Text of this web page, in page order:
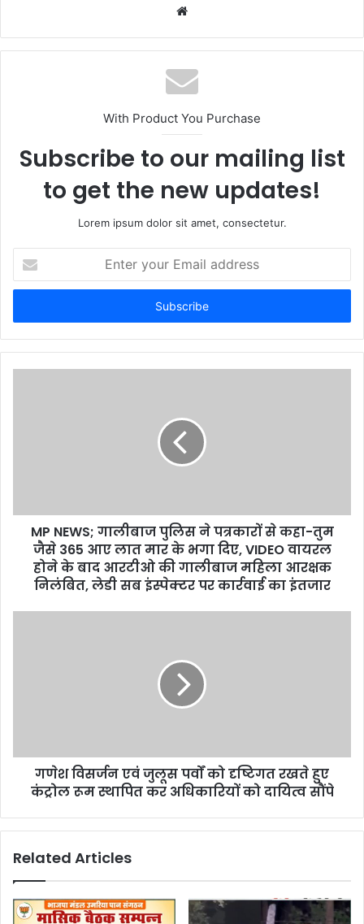
b
s
i
e
With Product You Purchase
Subscribe to our mailing list
to get the new updates!
Lorem ipsum dolor sit amet, consectetur.
t
r
y
MP NEWS; गालीबाज पुलिस ने पत्रकारों से कहा-तुम
जैसे 365 आए लात मार के भगा दिए, VIDEO वायरल
होने के बाद आरटीओ की गालीबाज महिला आरक्षक
निलंबित, लेडी सब इंस्पेक्टर पर कार्रवाई का इंतजार
गणेश विसर्जन एवं जुलूस पर्वों को दृष्टिगत रखते हुए
कंट्रोल रूम स्थापित कर अधिकारियों को दायित्व सौंपे
Related Articles